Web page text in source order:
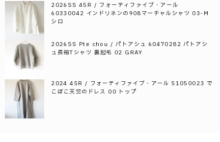
2026SS 45R / フォーティファイブ・アール
60330042 インドリネンの908マーチャルシャツ 03-M
シロ
2026SS Pte chou / パトアシュ 60470282 パトアシ
ュ長袖Tシャツ 裏起毛 02 GRAY
2024 45R / フォーティファイブ・アール 51050023 で
こぼこ天竺のドレス 00 トップ